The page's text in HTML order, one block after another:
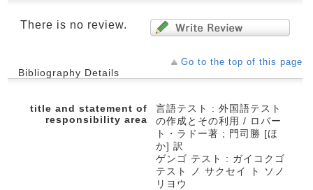
There is no review.
Go to the top of this page
Bibliography Details
title and statement of
responsibility area
言語テスト : 外国語テスト
の作成とその利用 / ロバー
ト・ラドー著 ; 門司勝 [ほ
か] 訳
ゲンゴ テスト : ガイコクゴ
テスト ノ サクセイ ト ソノ
リヨウ